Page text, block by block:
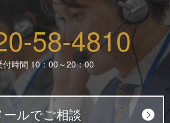
58-4810
付時間 10：00～20：00
ールでご相談